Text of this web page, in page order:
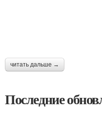
читать дальше →
Последние